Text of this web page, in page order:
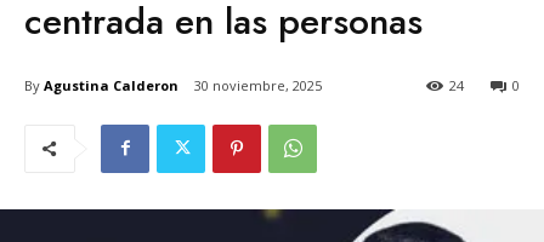
centrada en las personas
By Agustina Calderon 30 noviembre, 2025 0
24